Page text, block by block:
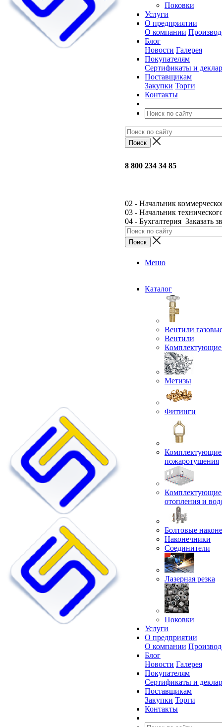
Поковки
Услуги
О предприятии
О компании
Блог
Новости Галерея
Покупателям
Сертификаты и
Поставщикам
Закупки Торги
Контакты
8 800 234 34 85
02 - Начальник
03 - Начальник
04 - Бухгалтерия Заказать
Меню
Каталог
Вентили
Вентили
Комплектующие
Метизы
Фитинги
Комплектующие
пожаротушения
Комплектующие
отопления и
Болтовые
Наконечники
Соединители
Лазерная резка
Поковки
Услуги
О предприятии
О компании
Блог
Новости Галерея
Покупателям
Сертификаты и
Поставщикам
Закупки Торги
Контакты